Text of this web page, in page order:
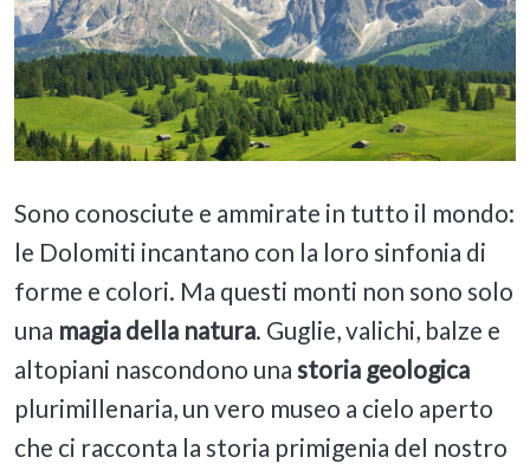
Sono conosciute e ammirate in tutto il mondo:
le Dolomiti incantano con la loro sinfonia di
forme e colori. Ma questi monti non sono solo
una magia della natura. Guglie, valichi, balze e
altopiani nascondono una storia geologica
plurimillenaria, un vero museo a cielo aperto
che ci racconta la storia primigenia del nostro